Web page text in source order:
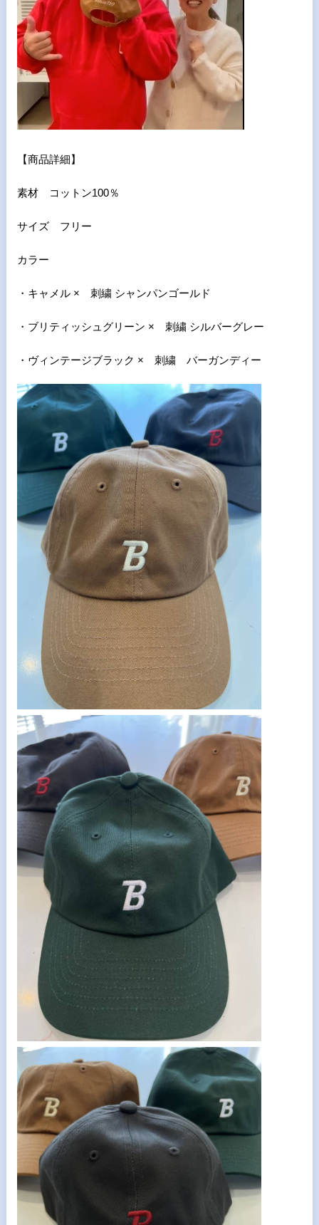
【商品詳細】
素材 コットン100％
サイズ フリー
カラー
・キャメル × 刺繍 シャンパンゴールド
・ブリティッシュグリーン × 刺繍 シルバーグレー
・ヴィンテージブラック × 刺繍 バーガンディー